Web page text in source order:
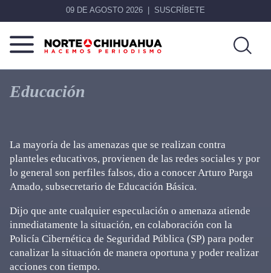
09 DE AGOSTO 2026 SUSCRÍBETE
Norte
Chihuahua
Más
que
noticias,
Educación
La mayoría de las amenazas que se realizan contra
planteles educativos, provienen de las redes sociales y por
lo general son perfiles falsos, dio a conocer Arturo Parga
Amado, subsecretario de Educación Básica.
Dijo que ante cualquier especulación o amenaza atiende
inmediatamente la situación, en colaboración con la
Policía Cibernética de Seguridad Pública (SP) para poder
canalizar la situación de manera oportuna y poder realizar
acciones con tiempo.